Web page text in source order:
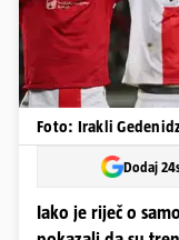
Foto: Irakli
Dodaj
Iako je riječ o